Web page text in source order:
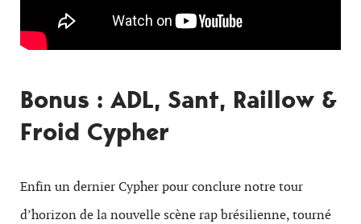
Bonus : ADL, Sant, Raillow &
Froid Cypher
Enfin un dernier Cypher pour conclure notre tour
d’horizon de la nouvelle scène rap brésilienne, tourné